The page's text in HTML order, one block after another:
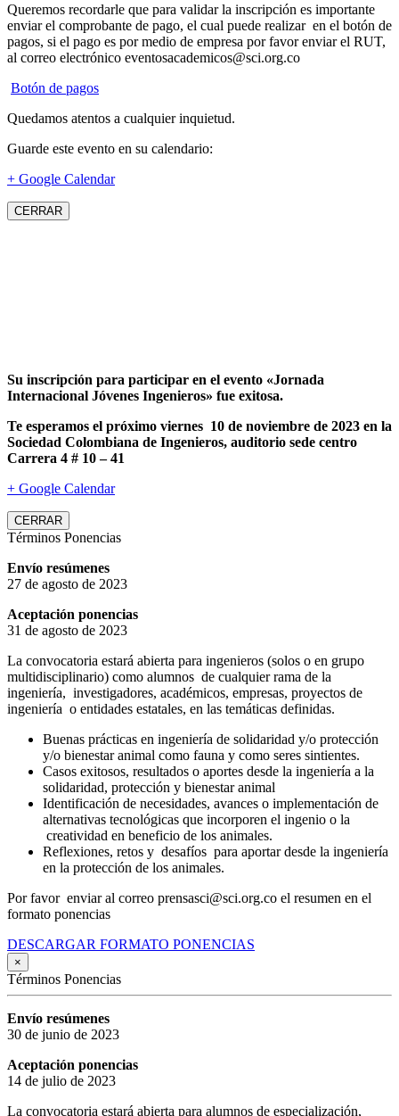
Queremos recordarle que para validar la inscripción es importante
enviar el comprobante de pago, el cual puede realizar en el botón de
pagos, si el pago es por medio de empresa por favor enviar el RUT,
al correo electrónico eventosacademicos@sci.org.co
Botón de pagos
Quedamos atentos a cualquier inquietud.
Guarde este evento en su calendario:
+ Google Calendar
CERRAR
Su inscripción para participar en el evento «Jornada
Internacional Jóvenes Ingenieros» fue exitosa.
Te esperamos el próximo viernes 10 de noviembre de 2023 en la
Sociedad Colombiana de Ingenieros, auditorio sede centro
Carrera 4 # 10 – 41
+ Google Calendar
CERRAR
Términos Ponencias
Envío resúmenes
27 de agosto de 2023
Aceptación ponencias
31 de agosto de 2023
La convocatoria estará abierta para ingenieros (solos o en grupo
multidisciplinario) como alumnos de cualquier rama de la
ingeniería, investigadores, académicos, empresas, proyectos de
ingeniería o entidades estatales, en las temáticas definidas.
Buenas prácticas en ingeniería de solidaridad y/o protección
y/o bienestar animal como fauna y como seres sintientes.
Casos exitosos, resultados o aportes desde la ingeniería a la
solidaridad, protección y bienestar animal
Identificación de necesidades, avances o implementación de
alternativas tecnológicas que incorporen el ingenio o la
creatividad en beneficio de los animales.
Reflexiones, retos y desafíos para aportar desde la ingeniería
en la protección de los animales.
Por favor enviar al correo prensasci@sci.org.co el resumen en el
formato ponencias
DESCARGAR FORMATO PONENCIAS
×
Términos Ponencias
Envío resúmenes
30 de junio de 2023
Aceptación ponencias
14 de julio de 2023
La convocatoria estará abierta para alumnos de especialización,